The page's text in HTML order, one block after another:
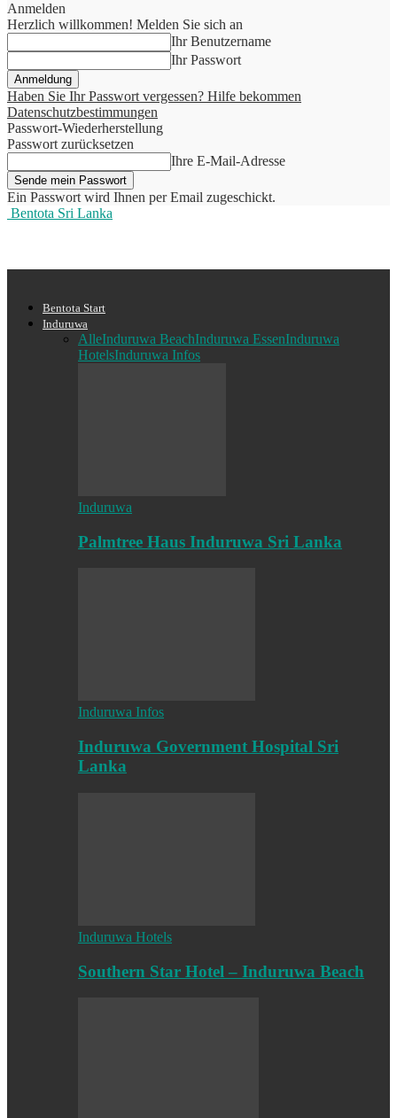
Anmelden
Herzlich willkommen! Melden Sie sich an
Ihr Benutzername
Ihr Passwort
Haben Sie Ihr Passwort vergessen? Hilfe bekommen
Datenschutzbestimmungen
Passwort-Wiederherstellung
Passwort zurücksetzen
Ihre E-Mail-Adresse
Ein Passwort wird Ihnen per Email zugeschickt.
Bentota Sri Lanka
Bentota Start
Induruwa
AlleInduruwa BeachInduruwa EssenInduruwa
HotelsInduruwa Infos
Induruwa
Palmtree Haus Induruwa Sri Lanka
Induruwa Infos
Induruwa Government Hospital Sri
Lanka
Induruwa Hotels
Southern Star Hotel – Induruwa Beach